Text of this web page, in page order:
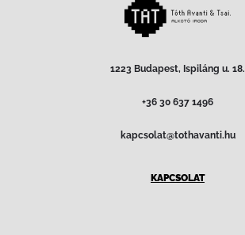
1223 Budapest, Ispiláng u. 18.
+36 30 637 1496
kapcsolat@tothavanti.hu
KAPCSOLAT